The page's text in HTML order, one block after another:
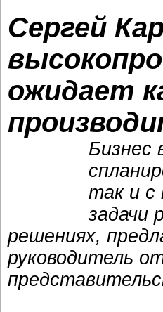
Сергей
ожидает
Бизнес
так и с
задачи
решениях,
руководитель